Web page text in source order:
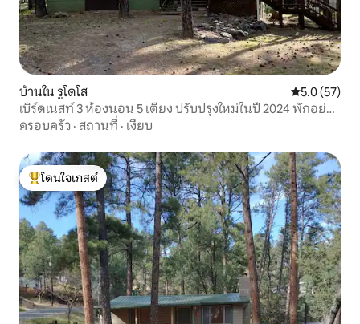
บ้านใน รูโดโส คะแนนเฉลี่ย
5.0 (57)
เบิร์ดเนสท์ 3 ห้องนอน 5 เตียง ปรับปรุงใหม่ในปี 2024 พักอย่าง
เงียบสงบ!
ครอบครัว · สถานที่ · เงียบ
โดนใจเกสต์ที่สุด
โดนใจเกสต์